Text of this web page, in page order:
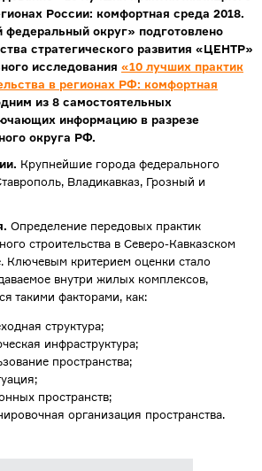
России: комфортная среда 2018.
федеральный округ» подготовлено
стратегического развития «ЦЕНТР»
исследования «10 лучших практик
в регионах РФ: комфортная
из 8 самостоятельных
информацию в разрезе
округа РФ.
Крупнейшие города федерального
Владикавказ, Грозный и
Определение передовых практик
строительства в Северо-Кавказском
Ключевым критерием оценки стало
внутри жилых комплексов,
такими факторами, как:
структура;
инфраструктура;
пространства;
пространств;
организация пространства.